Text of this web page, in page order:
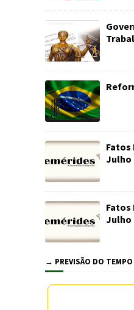
Fatos
Julho
Fatos
Julho
→ PREVISÃO DO TEMPO